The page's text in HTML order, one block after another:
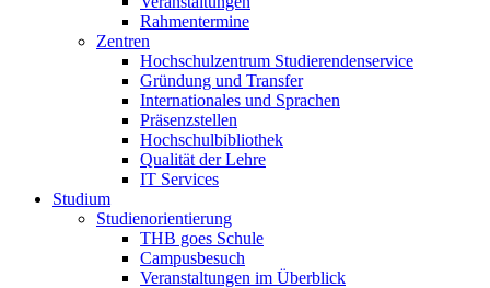
Rahmentermine
Zentren
Hochschulzentrum Studierendenservice
Gründung und Transfer
Internationales und Sprachen
Präsenzstellen
Hochschulbibliothek
Qualität der Lehre
IT Services
Studium
Studienorientierung
THB goes Schule
Campusbesuch
Veranstaltungen im Überblick